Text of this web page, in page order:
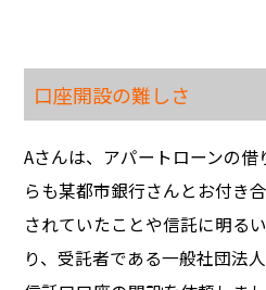
口座開設の難しさ
Aさんは、アパートローンの
らも某都市銀行さんとお付き
されていたことや信託に明る
り、受託者である一般社団法